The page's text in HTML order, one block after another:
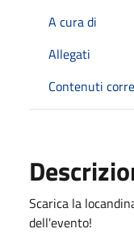
A cura di
Allegati
Contenuti
Scarica la
dell'evento!